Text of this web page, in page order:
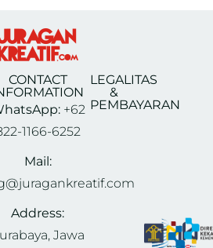
CONTACT
+62
1166-6252
Mail:
Address:
Jawa
LEGALITAS
&
PEMBAYARAN